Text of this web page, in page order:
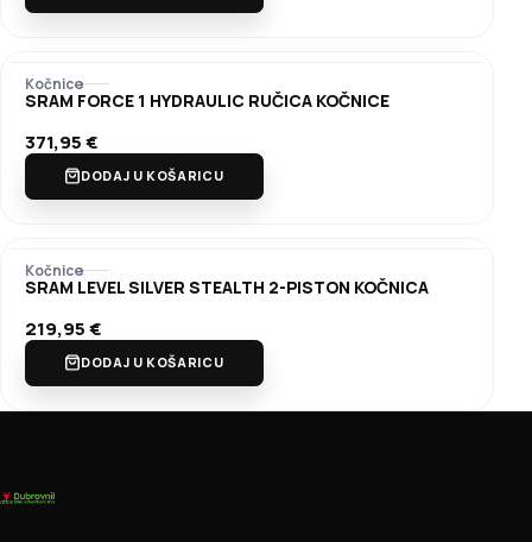
Kočnice
SRAM FORCE 1 HYDRAULIC RUČICA KOČNICE
371,95€
DODAJ U KOŠARICU
Kočnice
SRAM LEVEL SILVER STEALTH 2-PISTON KOČNICA
219,95€
DODAJ U KOŠARICU